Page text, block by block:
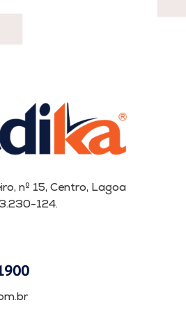
nº 15, Centro, Lagoa
124.